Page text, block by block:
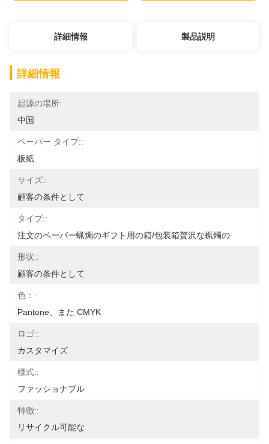
詳細情報 製品説明
詳細情報
起源の場所:
中国
ペーパー タイプ::
板紙
サイズ::
顧客の条件として
タイプ::
注文のペーパー蝋燭のギフト用の箱/包装箱贅沢な蝋燭の
形状::
顧客の条件として
色：:
Pantone、また CMYK
ロゴ::
カスタマイズ
様式::
ファッショナブル
特徴::
リサイクル可能な